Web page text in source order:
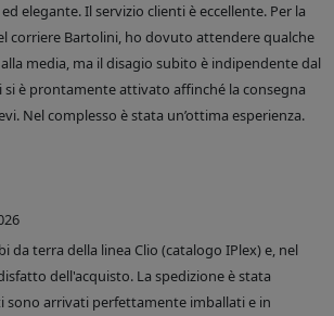
elegante. Il servizio clienti è eccellente. Per la
corriere Bartolini, ho dovuto attendere qualche
media, ma il disagio subito è indipendente dal
si è prontamente attivato affinché la consegna
Nel complesso è stata un’ottima esperienza.
da terra della linea Clio (catalogo IPlex) e, nel
dell'acquisto. La spedizione è stata
sono arrivati perfettamente imballati e in